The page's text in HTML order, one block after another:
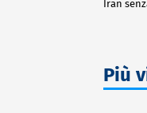
Iran
Più